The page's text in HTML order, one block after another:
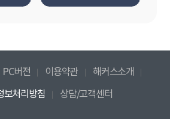
PC버전 이용약관
해커스소개
보처리방침 상담/고객센터